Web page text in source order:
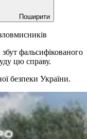
Поширити
фальсифікованого
цю справу.
безпеки України.